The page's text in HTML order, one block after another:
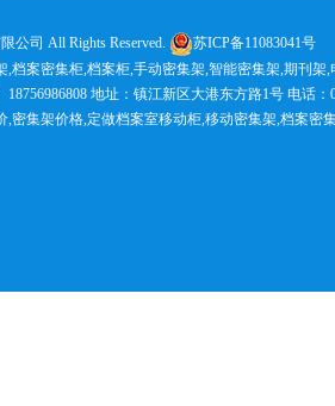
公司 All Rights Reserved.
苏ICP备11083041号
,档案密集柜,档案柜,手动密集架,智能密集架,期刊
地址：镇江新区大港东方路1号 电话：
,密集架价格,定做档案室移动柜,移动密集架,档案密